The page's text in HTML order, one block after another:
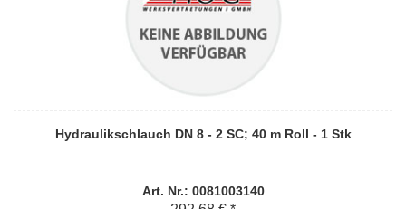
Hydraulikschlauch DN 8 - 2 SC; 40 m Roll - 1 Stk
Art. Nr.: 0081003140